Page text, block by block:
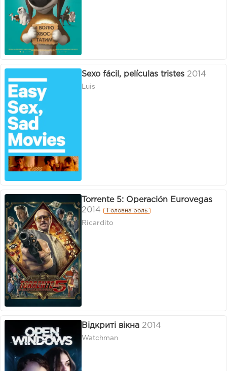
Sexo fácil, películas tristes 2014
Luis
Torrente 5: Operación Eurovegas
2014
Головна роль
Ricardito
Відкриті вікна 2014
Watchman